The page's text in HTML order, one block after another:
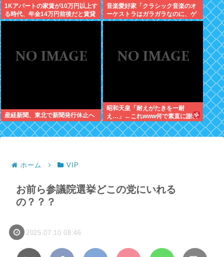
1Kアパートの家賃が10万円以上す
る時代、年金14万円前後だと賃貸
の人は無理じゃね？
音楽愛好家「クラシック音楽のオ
ーケストラはガラガラなのに、ゲ
ーム音楽のオーケストラは満員…
産経新聞、東北で新聞発行休止へ
昭和天皇「耐えがたきをー耐
え…」←これwww何で素直に謝れ
ねーの？？！？
ホーム VIP
お前ら参議院選挙どこの党にいれる
の？？？
2025.07.10 08:46